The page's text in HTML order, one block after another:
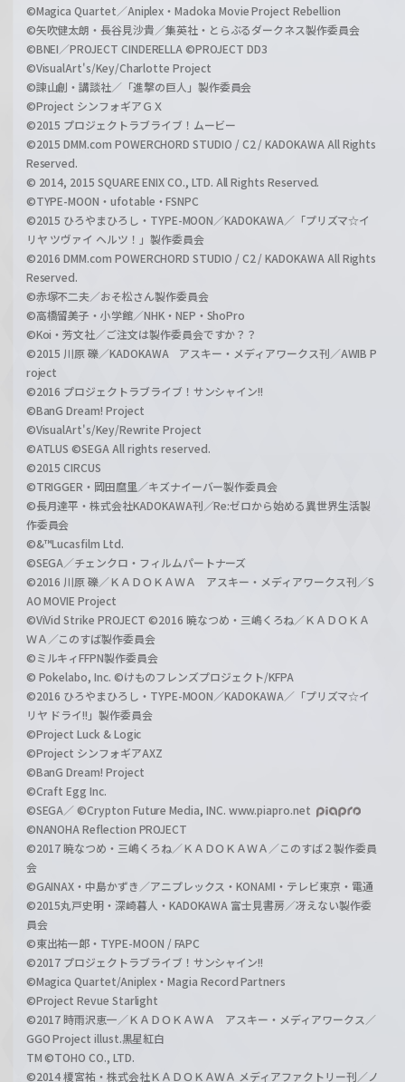
©Magica Quartet／Aniplex・Madoka Movie Project Rebellion
©矢吹健太朗・長谷見沙貴／集英社・とらぶるダークネス製作委員会
©BNEI／PROJECT CINDERELLA ©PROJECT DD3
©VisualArt's/Key/Charlotte Project
©諫山創・講談社／「進撃の巨人」製作委員会
©Project シンフォギアＧＸ
©2015 プロジェクトラブライブ！ムービー
©2015 DMM.com POWERCHORD STUDIO / C2 / KADOKAWA All Rights
Reserved.
© 2014, 2015 SQUARE ENIX CO., LTD. All Rights Reserved.
©TYPE-MOON・ufotable・FSNPC
©2015 ひろやまひろし・TYPE-MOON／KADOKAWA／「プリズマ☆イ
リヤ ツヴァイ ヘルツ！」製作委員会
©2016 DMM.com POWERCHORD STUDIO / C2 / KADOKAWA All Rights
Reserved.
©赤塚不二夫／おそ松さん製作委員会
©高橋留美子・小学館／NHK・NEP・ShoPro
©Koi・芳文社／ご注文は製作委員会ですか？？
©2015 川原 礫／KADOKAWA アスキー・メディアワークス刊／AWIB P
roject
©2016 プロジェクトラブライブ！サンシャイン!!
©BanG Dream! Project
©VisualArt's/Key/Rewrite Project
©ATLUS ©SEGA All rights reserved.
©2015 CIRCUS
©TRIGGER・岡田麿里／キズナイーバー製作委員会
©長月達平・株式会社KADOKAWA刊／Re:ゼロから始める異世界生活製
作委員会
©&™Lucasfilm Ltd.
©SEGA／チェンクロ・フィルムパートナーズ
©2016 川原 礫／ＫＡＤＯＫＡＷＡ アスキー・メディアワークス刊／S
AO MOVIE Project
©ViVid Strike PROJECT ©2016 暁なつめ・三嶋くろね／ＫＡＤＯＫＡ
ＷＡ／このすば製作委員会
©ミルキィFFPN製作委員会
© Pokelabo, Inc. ©けものフレンズプロジェクト/KFPA
©2016 ひろやまひろし・TYPE-MOON／KADOKAWA／「プリズマ☆イ
リヤ ドライ!!」製作委員会
©Project Luck & Logic
©Project シンフォギアAXZ
©BanG Dream! Project
©Craft Egg Inc.
©SEGA／ ©Crypton Future Media, INC. www.piapro.net
©NANOHA Reflection PROJECT
©2017 暁なつめ・三嶋くろね／ＫＡＤＯＫＡＷＡ／このすば２製作委員
会
©GAINAX・中島かずき／アニプレックス・KONAMI・テレビ東京・電通
©2015丸戸史明・深崎暮人・KADOKAWA 富士見書房／冴えない製作委
員会
©東出祐一郎・TYPE-MOON / FAPC
©2017 プロジェクトラブライブ！サンシャイン!!
©Magica Quartet/Aniplex・Magia Record Partners
©Project Revue Starlight
©2017 時雨沢恵一／ＫＡＤＯＫＡＷＡ アスキー・メディアワークス／
GGO Project illust.黒星紅白
TM ©TOHO CO., LTD.
©2014 榎宮祐・株式会社ＫＡＤＯＫＡＷＡ メディアファクトリー刊／ノ